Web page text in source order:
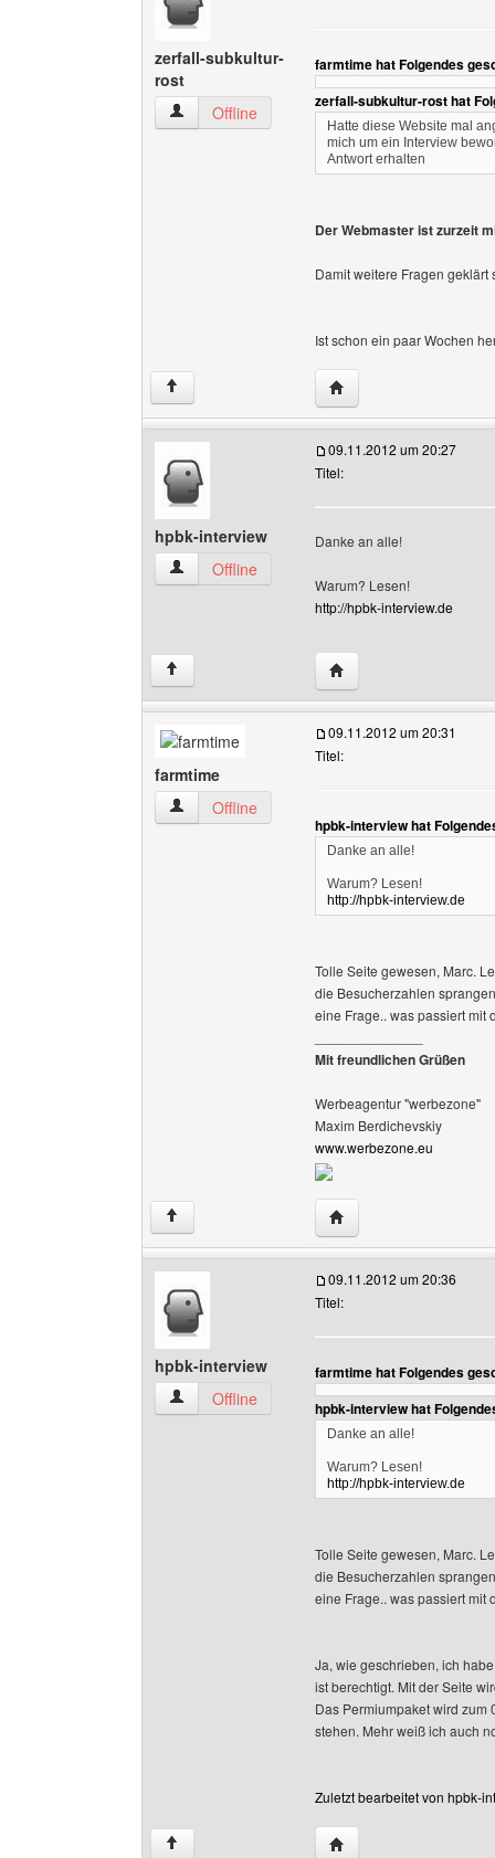
zerfall-subkultur-
rost
zerfall-subkultur-rost Benutzer-Profile anzeigen
Offline
farmtime hat Folgendes
zerfall-subkultur-rost hat
Hatte diese Website mal
mich um ein Interview
Antwort erhalten
Der Webmaster ist zurzeit
Damit weitere Fragen geklärt
Ist schon ein paar Wochen
↑ Website dieses
hpbk-interview
hpbk-interview Benutzer-Profile anzeigen
Offline
09.11.2012 um 20:27
Titel:
Danke an alle!
Warum? Lesen!
http://hpbk-interview.de
↑ Website dieses
farmtime
farmtime Benutzer-Profile anzeigen
Offline
09.11.2012 um 20:31
Titel:
hpbk-interview hat
Danke an alle!
Warum? Lesen!
http://hpbk-interview.de
Tolle Seite gewesen, Marc.
die Besucherzahlen
eine Frage.. was passiert mit
Mit freundlichen Grüßen
Werbeagentur "werbezone"
Maxim Berdichevskiy
www.werbezone.eu
↑ Website dieses
hpbk-interview
hpbk-interview Benutzer-Profile anzeigen
Offline
09.11.2012 um 20:36
Titel:
farmtime hat Folgendes
hpbk-interview hat
Danke an alle!
Warum? Lesen!
http://hpbk-interview.de
Tolle Seite gewesen, Marc.
die Besucherzahlen
eine Frage.. was passiert mit
Ja, wie geschrieben, ich
ist berechtigt. Mit der Seite
Das Permiumpaket wird
stehen. Mehr weiß ich auch
Zuletzt bearbeitet von hpbk-
↑ Website dieses